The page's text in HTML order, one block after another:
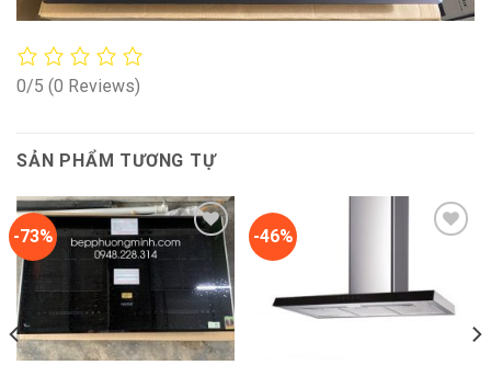
0/5 (0 Reviews)
SẢN PHẨM TƯƠNG TỰ
-73%
Add to
wishlist
-46%
Add to
wishlist